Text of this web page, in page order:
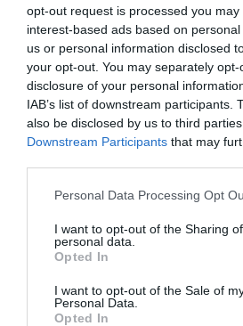
opt-out request is processed you may
interest-based ads based on
us or personal information disclosed
your opt-out. You may separately
disclosure of your personal
IAB’s list of downstream participants.
also be disclosed by us to third
Downstream Participants that may
Personal Data Processing Opt
I want to opt-out of the Sharing
personal data.
Opted In
I want to opt-out of the Sale of
Personal Data.
Opted In
Índex2P
Ayuntamiento de Madrid
Publicidad
2Playbook Club